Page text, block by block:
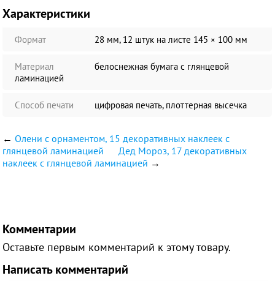
Характеристики
Формат 28 мм, 12 штук на листе 145 × 100 мм
Материал
белоснежная бумага c глянцевой
ламинацией
Способ печати цифровая печать, плоттерная высечка
←Олени с орнаментом, 15 декоративных наклеек с
глянцевой ламинацией
Дед Мороз, 17 декоративных
наклеек с глянцевой ламинацией →
Комментарии
Оставьте первым комментарий к этому товару.
Написать комментарий